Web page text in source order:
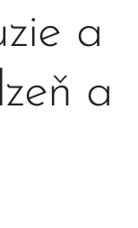
a
a